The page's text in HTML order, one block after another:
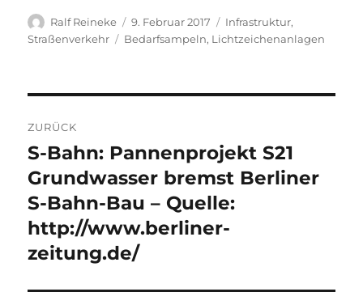
Autor
Ralf Reineke
Veröffentlicht
am
9. Februar 2017 Kategorien
Infrastruktur,
Straßenverkehr
Schlagwörter
Bedarfsampeln, Lichtzeichenanlagen
ZURÜCK
Vorheriger
Beitrag:
S-Bahn: Pannenprojekt S21
Grundwasser bremst Berliner
S-Bahn-Bau – Quelle:
http://www.berliner-
zeitung.de/